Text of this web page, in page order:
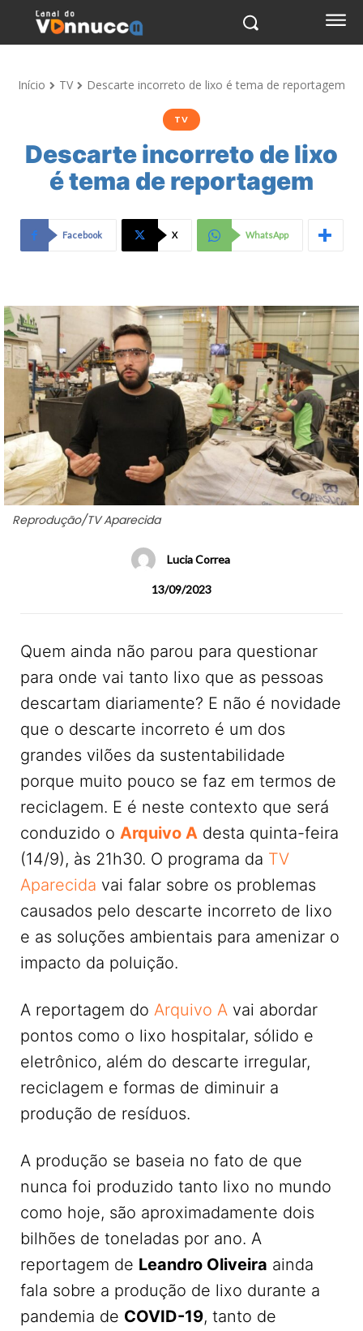
Início TV Descarte incorreto de lixo é tema de reportagem
TV
Descarte incorreto de lixo
é tema de reportagem
Facebook X WhatsApp
Reprodução/TV Aparecida
Lucia Correa
13/09/2023
Quem ainda não parou para questionar
para onde vai tanto lixo que as pessoas
descartam diariamente? E não é novidade
que o descarte incorreto é um dos
grandes vilões da sustentabilidade
porque muito pouco se faz em termos de
reciclagem. E é neste contexto que será
conduzido o Arquivo A desta quinta-feira
(14/9), às 21h30. O programa da TV
Aparecida vai falar sobre os problemas
causados pelo descarte incorreto de lixo
e as soluções ambientais para amenizar o
impacto da poluição.
A reportagem do Arquivo A vai abordar
pontos como o lixo hospitalar, sólido e
eletrônico, além do descarte irregular,
reciclagem e formas de diminuir a
produção de resíduos.
A produção se baseia no fato de que
nunca foi produzido tanto lixo no mundo
como hoje, são aproximadamente dois
bilhões de toneladas por ano. A
reportagem de Leandro Oliveira ainda
fala sobre a produção de lixo durante a
pandemia de COVID-19, tanto de